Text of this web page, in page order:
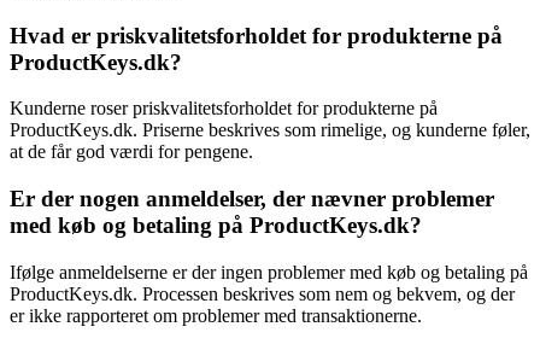
Hvad er priskvalitetsforholdet for produkterne på
ProductKeys.dk?
Kunderne roser priskvalitetsforholdet for produkterne på
ProductKeys.dk. Priserne beskrives som rimelige, og kunderne føler,
at de får god værdi for pengene.
Er der nogen anmeldelser, der nævner problemer
med køb og betaling på ProductKeys.dk?
Ifølge anmeldelserne er der ingen problemer med køb og betaling på
ProductKeys.dk. Processen beskrives som nem og bekvem, og der
er ikke rapporteret om problemer med transaktionerne.